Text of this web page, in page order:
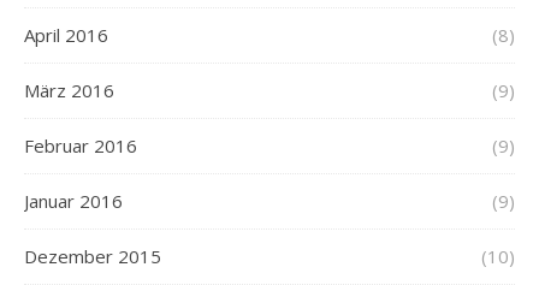
April 2016 (8)
März 2016 (9)
Februar 2016 (9)
Januar 2016 (9)
Dezember 2015 (10)